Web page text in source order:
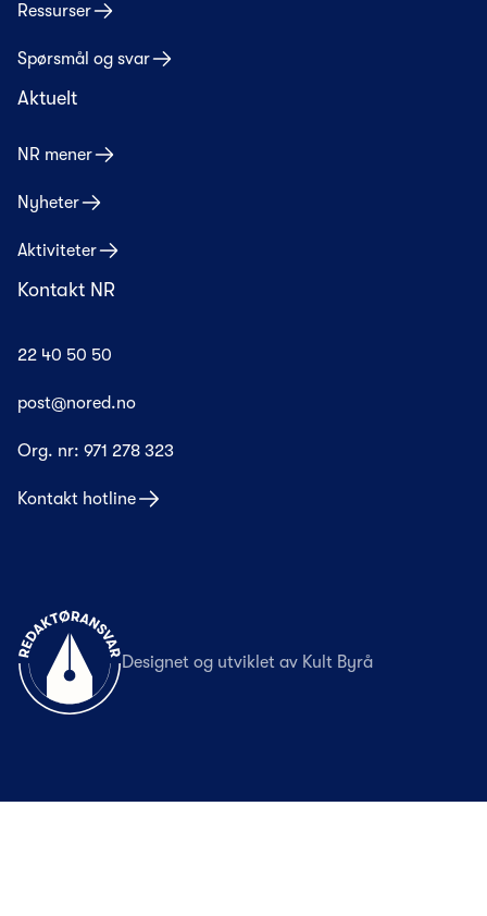
Ressurser
Spørsmål og svar
Aktuelt
NR mener
Nyheter
Aktiviteter
Kontakt NR
22 40 50 50
post@nored.no
Org. nr: 971 278 323
Kontakt hotline
Til forsiden
Designet og utviklet av Kult Byrå